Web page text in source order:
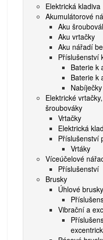
Elektrická kladiva
Akumulátorové
Aku
Aku vrtačky
Aku nářadí
Příslušenství
Baterie k
Baterie k
Elektrické
šroubováky
Vrtačky
Elektrická
Příslušenství
Vrtáky
Víceúčelové
Příslušenství
Brusky
Úhlové brusky
Vibrační a